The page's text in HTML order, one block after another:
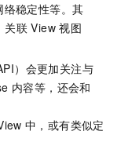
稳定性等。其
关联 View 视图
）会更加关注与
内容等，还会和
中，或有类似定